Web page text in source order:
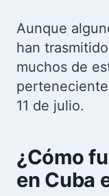
Aunque
han
muchos de
11 de julio.
¿Cómo
en Cuba